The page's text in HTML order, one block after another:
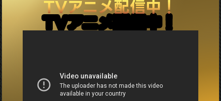
TVアニメ配信中！
TVアニメ配信中！